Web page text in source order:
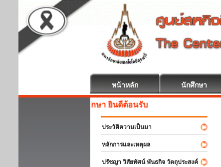
หน้าหลัก นักศึกษา
สหกิจศึกษา ยินดีต้อนรับ
ประวัติความเป็นมา
หลักการและเหตุผล
ปรัชญา วิสัยทัศน์ พันธกิจ วัตถุประสงค์